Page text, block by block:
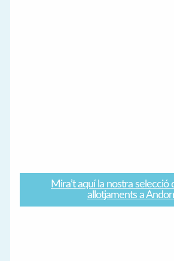
Mira’t aquí la nostra selecció
allotjaments a